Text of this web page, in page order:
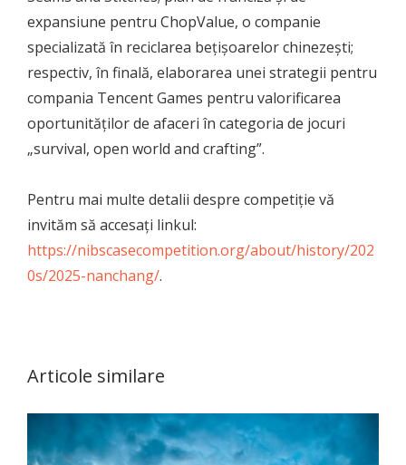
expansiune pentru ChopValue, o companie
specializată în reciclarea bețișoarelor chinezești;
respectiv, în finală, elaborarea unei strategii pentru
compania Tencent Games pentru valorificarea
oportunităților de afaceri în categoria de jocuri
„survival, open world and crafting”.
Pentru mai multe detalii despre competiție vă
invităm să accesați linkul:
https://nibscasecompetition.org/about/history/202
0s/2025-nanchang/.
Articole similare